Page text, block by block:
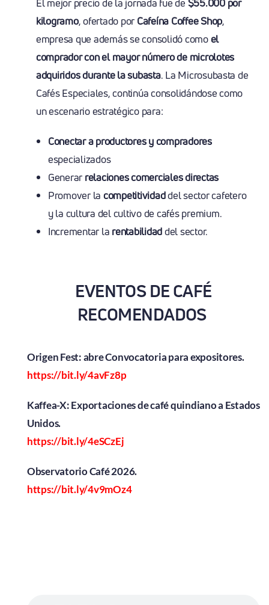
kilogramo, ofertado por Cafeína Coffee Shop,
empresa que además se consolidó comoel
comprador con el mayor número de microlotes
adquiridos durante la subasta. La Microsubasta de
Cafés Especiales, continúa consolidándose como
un escenario estratégico para:
Conectar a productores y compradores
especializados
Generar relaciones comercialesdirectas
Promover la competitividaddel sector cafetero
y la cultura del cultivo de cafés premium.
Incrementar la rentabilidaddel sector.
EVENTOS DE CAFÉ
RECOMENDADOS
Origen Fest: abre Convocatoria para expositores.
https://bit.ly/4avFz8p
Kaffea-X: Exportaciones de café quindiano a Estados
Unidos.
https://bit.ly/4eSCzEj
Observatorio Café 2026.
https://bit.ly/4v9mOz4